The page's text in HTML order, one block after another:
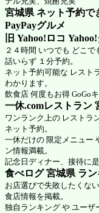
宮城県 ネット予約で
PayPayグルメ
旧 Yahoo!ロコ
２４時間 いつでも どこ
話いらず １分予約。
ネット予約可能な レスト
わかります。
飲食店 何度もお得 GoGo
一休.comレストラン
ワンランク上の レストラ
ネット予約。
一休だけの 限定メニュー
ン情報満載。
記念日ディナー、接待に是
食べログ 宮城県 ラ
お店選びで失敗したくな
食店情報を掲載。
独自ランキング や ユーザ